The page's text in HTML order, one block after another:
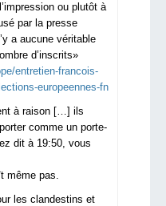
ou plutôt à
par la presse
a aucune véritable
d’inscrits»
entretien-francois-
europeennes-fn
à raison […] ils
comme un porte-
dit à 19:50, vous
même pas.
les clandestins et